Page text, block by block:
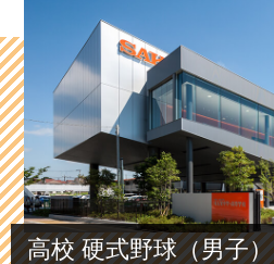
高校 硬式野球（男子）